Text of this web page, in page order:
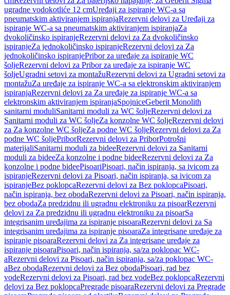
ugradne vodokotliće 12 cmUređaji za ispiranje WC-a sa
pneumatskim aktiviranjem ispiranjaRezervni delovi za Uređaji za
ispiranje WC-a sa pneumatskim aktiviranjem ispiranjaZa
dvokoličinsko ispiranjeRezervni delovi za Za dvokoličinsko
ispiranjeZa jednokoličinsko ispiranjeRezervni delovi za Za
jednokoličinsko ispiranjePribor za uređaje za ispiranje WC
šoljeRezervni delovi za Pribor za uređaje za ispiranje WC
šoljeUgradni setovi za montažuRezervni delovi za Ugradni setovi za
montažuZa uređaje za ispiranje WC-a sa elektronskim aktiviranjem
ispiranjaRezervni delovi za Za uređaje za ispiranje WC-a sa
elektronskim aktiviranjem ispiranjaSpojniceGeberit Monolith
sanitarni moduliSanitarni moduli za WC šoljeRezervni delovi za
Sanitarni moduli za WC šoljeZa konzolne WC šoljeRezervni delovi
za Za konzolne WC šoljeZa podne WC šoljeRezervni delovi za Za
podne WC šoljePriborRezervni delovi za PriborPotrošni
materijaliSanitarni moduli za bideeRezervni delovi za Sanitarni
moduli za bideeZa konzolne i podne bideeRezervni delovi za Za
konzolne i podne bideePisoariPisoari, način ispiranja, sa ivicom za
ispiranjeRezervni delovi za Pisoari, način ispiranja, sa ivicom za
ispiranjeBez poklopcaRezervni delovi za Bez poklopcaPisoari,
način ispiranja, bez obodaRezervni delovi za Pisoari, način ispiranja,
bez obodaZa predzidnu ili ugradnu elektroniku za pisoarRezervni
delovi za Za predzidnu ili ugradnu elektroniku za pisoarSa
integrisanim uređajima za ispiranje pisoaraRezervni delovi za Sa
integrisanim uređajima za ispiranje pisoaraZa integrisane uređaje za
ispiranje pisoaraRezervni delovi za Za integrisane uređaje za
ispiranje pisoaraPisoari, način ispiranja, sa/za poklopac WC-
aRezervni delovi za Pisoari, način ispiranja, sa/za poklopac WC-
aBez obodaRezervni delovi za Bez obodaPisoari, rad bez
vodeRezervni delovi za Pisoari, rad bez vodeBez poklopcaRezervni
delovi za Bez poklopcaPregrade pisoaraRezervni delovi za Pregrade